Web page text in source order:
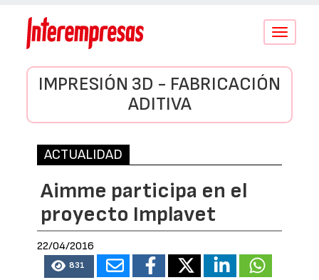
Conmutar
IMPRESIÓN 3D - FABRICACIÓN
ADITIVA
ACTUALIDAD
Aimme participa en el
proyecto Implavet
22/04/2016
831